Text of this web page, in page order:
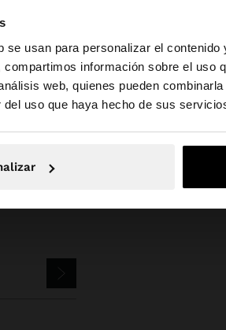
se usan para personalizar el
información sobre el uso
web, quienes pueden
uso que haya hecho de sus
web de Mexico. ¿Quieres ir a la
No, continuar en la web
Parfois Bisutería Aretes